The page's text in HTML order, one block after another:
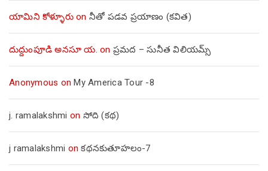
యామిని కోళ్ళూరుon నీతో పడవ ప్రయాణం (కవిత)
దుద్దుంపూడి అనసూ య. on ప్రమద – సునీత విలియమ్స్
Anonymous onMy America Tour -8
j. ramalakshmi on సోది (కథ)
j ramalakshmi onకథనకుతూహలం-7